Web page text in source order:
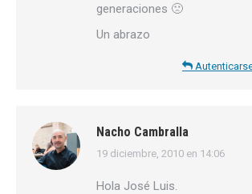
generaciones 🙁
Un abrazo
Nacho Cambralla
dice:
19 diciembre, 2010 en 14:06
Hola José Luis.